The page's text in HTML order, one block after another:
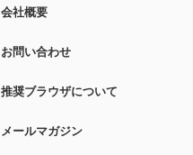
会社概要
お問い合わせ
推奨ブラウザについて
メールマガジン